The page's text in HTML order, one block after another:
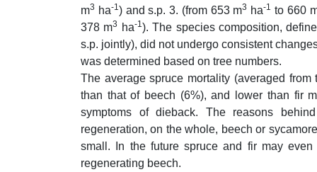
m3 ha-1) and s.p. 3. (from 653 m3 ha-1 to 660
378 m3 ha-1). The species composition,
s.p. jointly), did not undergo consistent
was determined based on tree numbers.
The average spruce mortality (averaged
than that of beech (6%), and lower than fir
symptoms of dieback. The reasons
regeneration, on the whole, beech or
small. In the future spruce and fir may
regenerating beech.